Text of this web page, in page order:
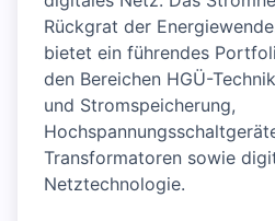
Rückgrat der
bietet ein führendes
den Bereichen HGÜ-
und Stromspeicherung,
Transformatoren sowie
Netztechnologie.